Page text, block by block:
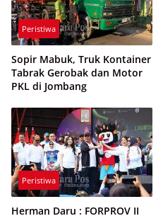
Peristiwa
Sopir Mabuk, Truk Kontainer
Tabrak Gerobak dan Motor
PKL di Jombang
Peristiwa
Herman Daru : FORPROV II